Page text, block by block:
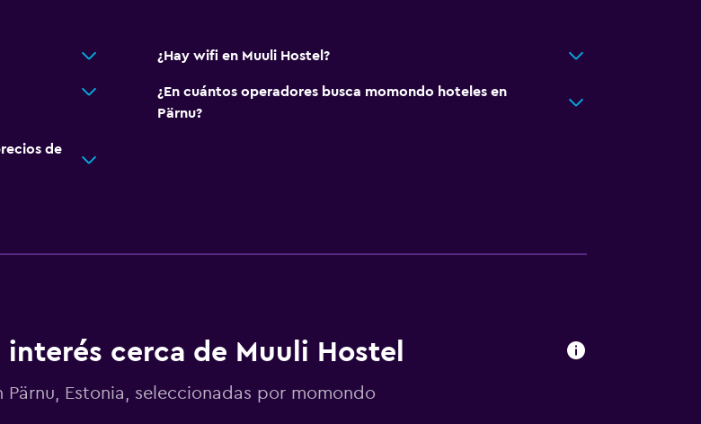
¿Hay wifi en Muuli Hostel?
¿En cuántos operadores busca momondo hoteles en
Pärnu?
de
interés cerca de Muuli Hostel
Pärnu, Estonia, seleccionadas por momondo